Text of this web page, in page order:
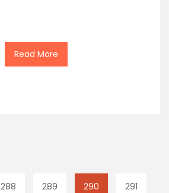
Read More
288 289 290 291